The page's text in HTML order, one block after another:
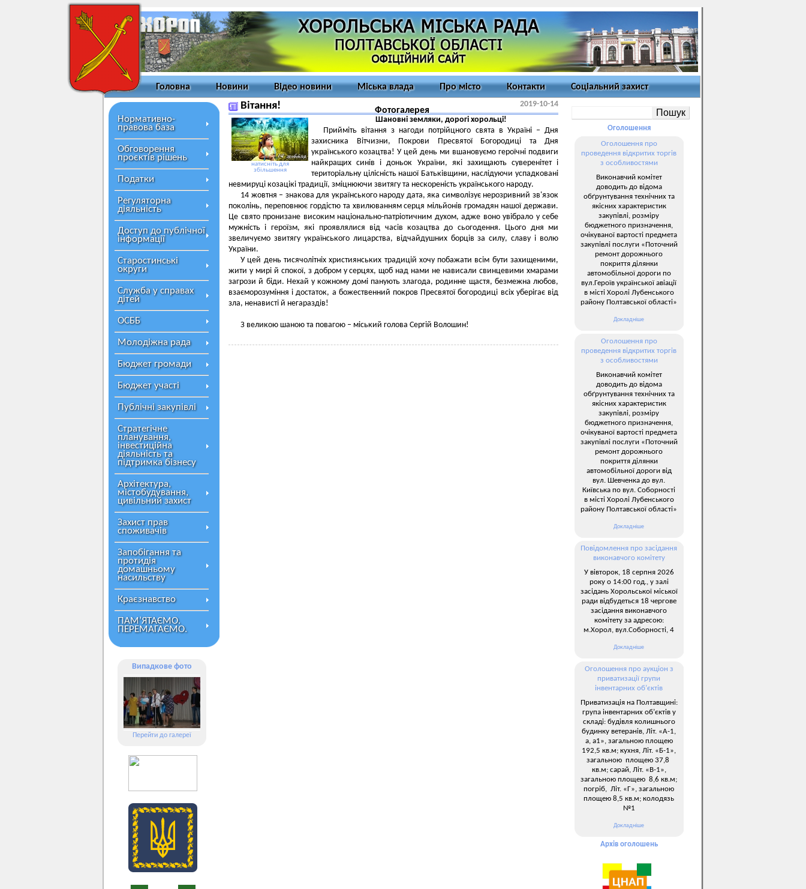
Головна Новини Відео новини Міська влада Про місто Контакти Соціальний захист
Фотогалерея
Нормативно-
правова база
Обговорення
проєктів рішень
Податки
Регуляторна
діяльність
Доступ до публічної
інформації
Старостинські
округи
Служба у справах
дітей
ОСББ
Молодіжна рада
Бюджет громади
Бюджет участі
Публічні закупівлі
Стратегічне
планування,
інвестиційна
діяльність та
підтримка бізнесу
Архітектура,
містобудування,
цивільний захист
Захист прав
споживачів
Запобігання та
протидія
домашньому
насильству
Краєзнавство
ПАМ’ЯТАЄМО.
ПЕРЕМАГАЄМО.
Випадкове фото
Перейти до галереї
Вітання! 2019-10-14
натисніть для
збільшення
Шановні земляки, дорогі хорольці!
Прийміть вітання з нагоди потрійцного свята в Україні – Дня
захисника Вітчизни, Покрови Пресвятої Богородиці та Дня
українського козацтва! У цей день ми вшановуємо героїчні подвиги
найкращих синів і доньок України, які захищають суверенітет і
територіальну цілісність нашої Батьківщини, наслідуючи успадковані
невмируці козацікі традиції, зміцнюючи звитягу та нескореність українського народу.
14 жовтня – знакова для українського народу дата, яка символізує нерозривний зв'язок
поколінь, переповнює гордістю та хвилюванням серця мільйонів громадян нашої держави.
Це свято пронизане високим національно-патріотичним духом, адже воно увібрало у себе
мужність і героїзм, які проявлялися від часів козацтва до сьогодення. Цього дня ми
звеличуємо звитягу українського лицарства, відчайдушних борців за силу, славу і волю
України.
У цей день тисячолітніх християнських традицій хочу побажати всім бути захищеними,
жити у мирі й спокої, з добром у серцях, щоб над нами не нависали свинцевими хмарами
загрози й біди. Нехай у кожному домі панують злагода, родинне щастя, безмежна любов,
взаєморозуміння і достаток, а божественний покров Пресвятої богородиці всіх уберігає від
зла, ненависті й негараздів!
З великою шаною та повагою – міський голова Сергій Волошин!
Оголошення
Оголошення про
проведення відкритих торгів
з особливостями
Виконавчий комітет
доводить до відома
обґрунтування технічних та
якісних характеристик
закупівлі, розміру
бюджетного призначення,
очікуваної вартості предмета
закупівлі послуги «Поточний
ремонт дорожнього
покриття ділянки
автомобільної дороги по
вул.Героїв української авіації
в місті Хоролі Лубенського
району Полтавської області»
Докладніше
Оголошення про
проведення відкритих торгів
з особливостями
Виконавчий комітет
доводить до відома
обґрунтування технічних та
якісних характеристик
закупівлі, розміру
бюджетного призначення,
очікуваної вартості предмета
закупівлі послуги «Поточний
ремонт дорожнього
покриття ділянки
автомобільної дороги від
вул. Шевченка до вул.
Київська по вул. Соборності
в місті Хоролі Лубенського
району Полтавської області»
Докладніше
Повідомлення про засідання
виконавчого комітету
У вівторок, 18 серпня 2026
року о 14:00 год., у залі
засідань Хорольської міської
ради відбудеться 18 чергове
засідання виконавчого
комітету за адресою:
м.Хорол, вул.Соборності, 4
Докладніше
Оголошення про аукціон з
приватизації групи
інвентарних об’єктів
Приватизація на Полтавщині:
група інвентарних об’єктів у
складі: будівля колишнього
будинку ветеранів, Літ. «А-1,
а, а1», загальною площею
192,5 кв.м; кухня, Літ. «Б-1»,
загальною площею 37,8
кв.м; сарай, Літ. «В-1»,
загальною площею 8,6 кв.м;
погріб, Літ. «Г», загальною
площею 8,5 кв.м; колодязь
№1
Докладніше
Архів оголошень